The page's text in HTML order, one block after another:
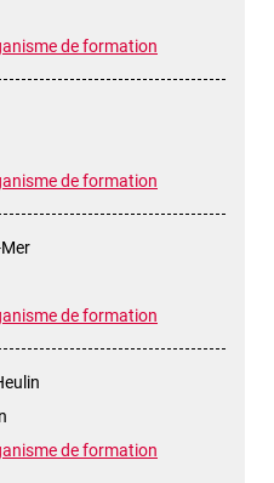
de formation
de formation
de formation
de formation